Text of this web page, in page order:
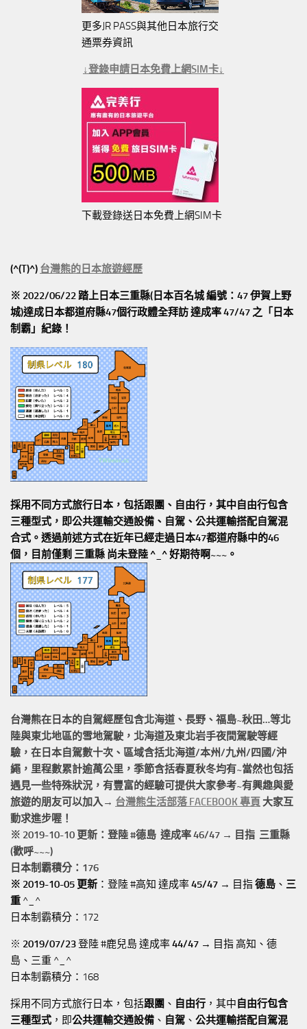
更多JR PASS與其他日本旅行交
通票券資訊
↓登錄申請日本免費上網SIM卡↓
下載登錄送日本免費上網SIM卡
(^(T)^) 台灣熊的日本旅遊經歷
※ 2022/06/22 踏上日本三重縣(日本百名城 編號：47 伊賀上野
城)達成日本都道府縣47個行政體全拜訪達成率 47/47 之「日本
制霸」紀錄！
採用不同方式旅行日本，包括跟團、自由行，其中自由行包含
三種型式，即公共運輸交通設備、自駕、公共運輸搭配自駕混
合式。透過前述方式在近年已經走過日本47都道府縣中的46
個，目前僅剩 三重縣 尚未登陸 ^_^ 好期待啊~~~。
台灣熊在日本的自駕經歷包含北海道、長野、福島~秋田…等北
陸與東北地區的雪地駕駛 ，北海道及東北岩手夜間駕駛等經
驗，在日本自駕數十次、區域含括北海道/本州/九州/四國/沖
繩， 里程數累計逾萬公里 ，季節含括春夏秋冬均有~當然也包括
遇見一些特殊狀況，有豐富的經驗可提供大家參考~有興趣與愛
旅遊的朋友可以加入→ 台灣熊生活部落 FACEBOOK 專頁 大家互
動求進步喔！
※ 2019-10-10 更新：登陸 #德島 達成率 46/47 → 目指 三重縣
(歡呼~~~)
日本制霸積分：176
※ 2019-10-05 更新 ：登陸 #高知 達成率45/47 → 目指德島 、 三
重 ^_^
日本制霸積分：172
※ 2019/07/23登陸 #鹿兒島 達成率44/47 → 目指 高知、德
島、三重 ^_^
日本制霸積分：168
採用不同方式旅行日本，包括跟團 、 自由行 ，其中自由行包含
三種型式 ，即公共運輸交通設備 、 自駕 、 公共運輸搭配自駕混